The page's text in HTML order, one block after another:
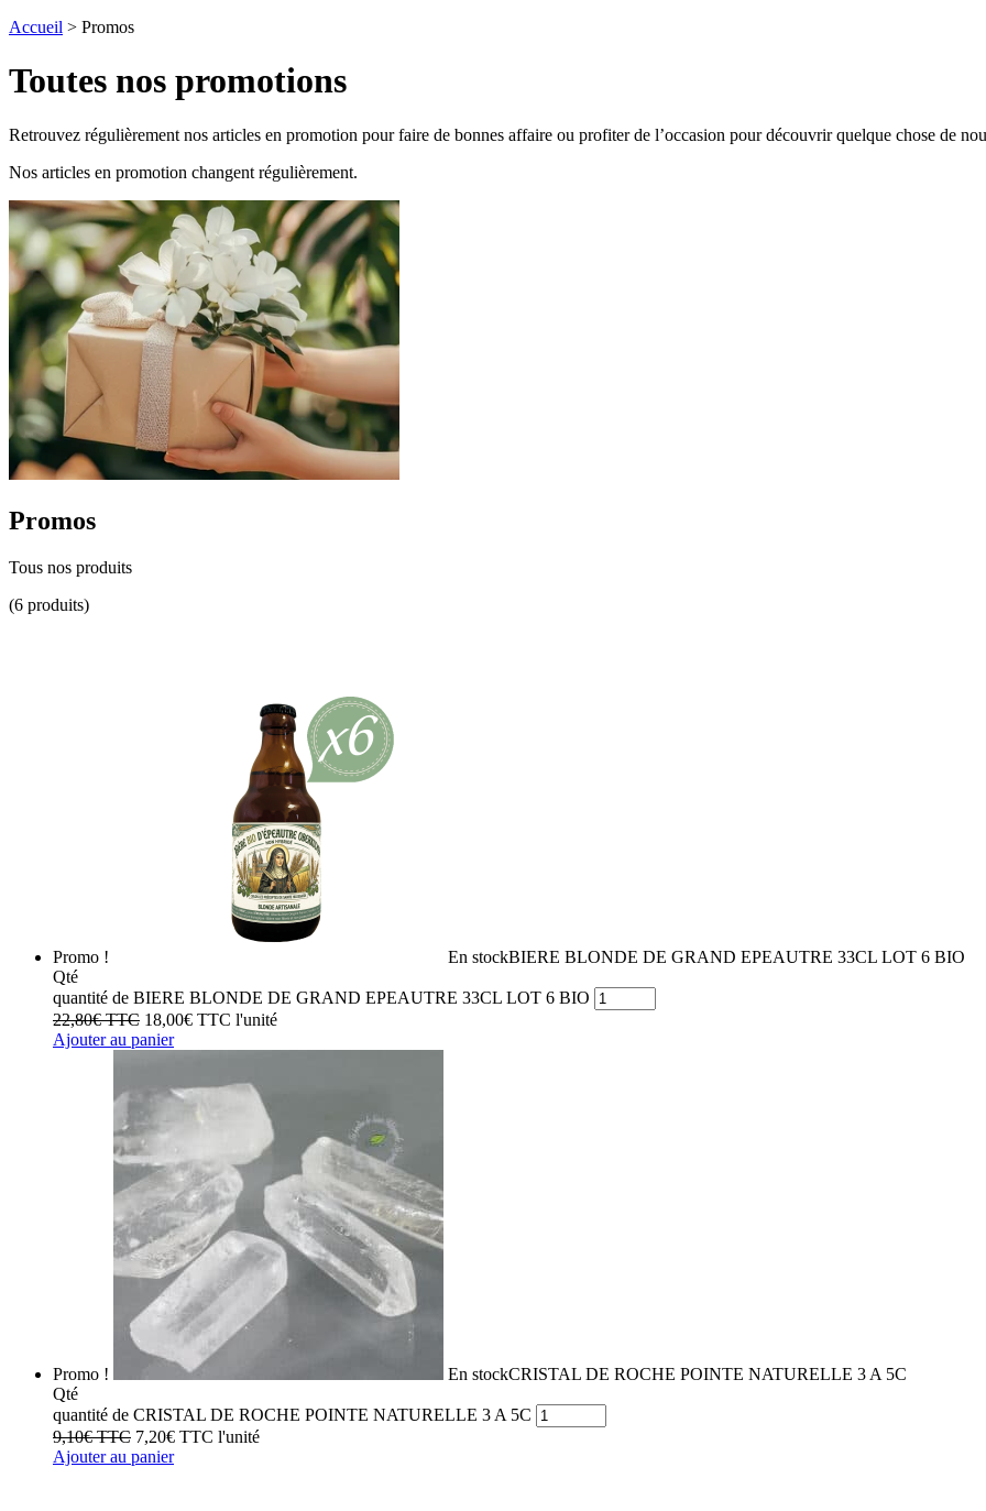
Accueil > Promos
Toutes nos promotions
Retrouvez régulièrement nos articles en promotion pour faire de bonnes affaire ou profiter de l’occasion pour découvrir quelque chose de
Nos articles en promotion changent régulièrement.
Promos
Tous nos produits
(6 produits)
Promo ! En stockBIERE BLONDE DE GRAND EPEAUTRE 33CL LOT 6 BIO
Qté
quantité de BIERE BLONDE DE GRAND EPEAUTRE 33CL LOT 6 BIO
22,80€TTC 18,00€ TTC l'unité
Ajouter au panier
Promo ! En stockCRISTAL DE ROCHE POINTE NATURELLE 3 A 5C
Qté
quantité de CRISTAL DE ROCHE POINTE NATURELLE 3 A 5C
9,10€TTC 7,20€ TTC l'unité
Ajouter au panier